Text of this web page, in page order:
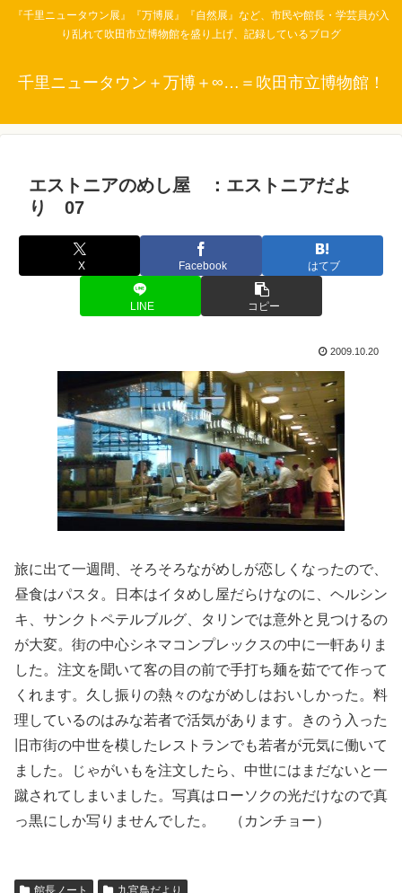
『千里ニュータウン展』『万博展』『自然展』など、市民や館長・学芸員が入
り乱れて吹田市立博物館を盛り上げ、記録しているブログ
千里ニュータウン＋万博＋∞…＝吹田市立博物館！
エストニアのめし屋 ：エストニアだよ
り 07
X Facebook はてブ
LINE コピー
2009.10.20
旅に出て一週間、そろそろながめしが恋しくなったので、
昼食はパスタ。日本はイタめし屋だらけなのに、ヘルシン
キ、サンクトペテルブルグ、タリンでは意外と見つけるの
が大変。街の中心シネマコンプレックスの中に一軒ありま
した。注文を聞いて客の目の前で手打ち麺を茹でて作って
くれます。久し振りの熱々のながめしはおいしかった。料
理しているのはみな若者で活気があります。きのう入った
旧市街の中世を模したレストランでも若者が元気に働いて
ました。じゃがいもを注文したら、中世にはまだないと一
蹴されてしまいました。写真はローソクの光だけなので真
っ黒にしか写りませんでした。 （カンチョー）
館長ノート 九官鳥だより